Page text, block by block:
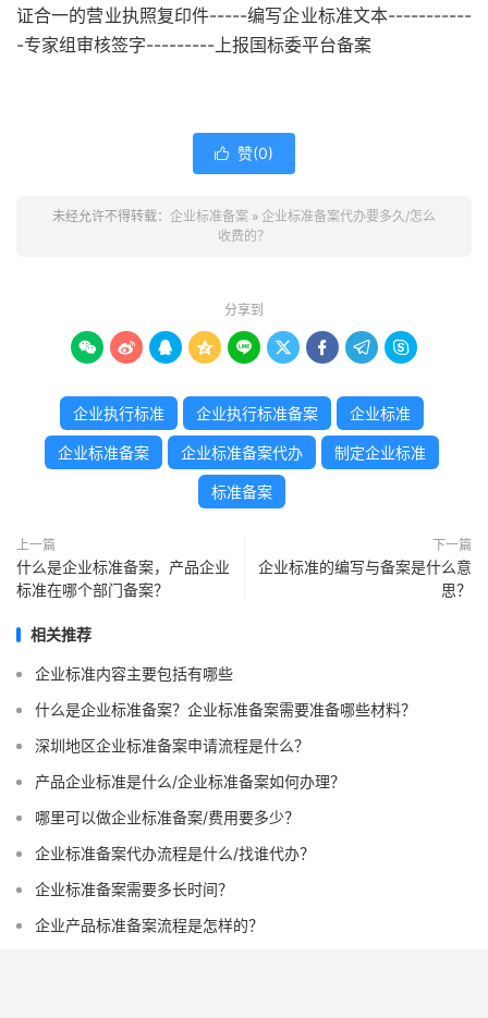
证合一的营业执照复印件-----编写企业标准文本-----------
-专家组审核签字---------上报国标委平台备案
 赞(0)
未经允许不得转载： 企业标准备案 » 企业标准备案代办要多久/怎么
收费的？
分享到
        
企业执行标准 企业执行标准备案 企业标准
企业标准备案 企业标准备案代办 制定企业标准
标准备案
上一篇
什么是企业标准备案，产品企业
标准在哪个部门备案？
下一篇
企业标准的编写与备案是什么意
思？
相关推荐
企业标准内容主要包括有哪些
什么是企业标准备案？企业标准备案需要准备哪些材料？
深圳地区企业标准备案申请流程是什么？
产品企业标准是什么/企业标准备案如何办理？
哪里可以做企业标准备案/费用要多少？
企业标准备案代办流程是什么/找谁代办？
企业标准备案需要多长时间？
企业产品标准备案流程是怎样的？